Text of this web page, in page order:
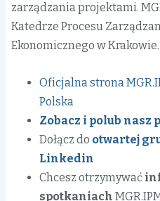
zarządzania projektami.
Katedrze Procesu
Ekonomicznego w Krakowie.
Oficjalna strona
Polska
Zobacz i polub nasz
Dołącz do otwartej
Linkedin
Chcesz otrzymywać
spotkaniach